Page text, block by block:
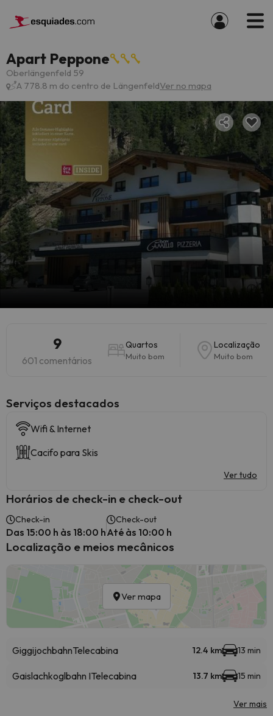
Apart Peppone
Oberlängenfeld 59
A 778.8 m do centro de LängenfeldVer no mapa
9
601 comentários
Quartos
Muito bom
Localização
Muito bom
Serviços destacados
Wifi & Internet
Cacifo para Skis
Ver tudo
Horários de check-in e check-out
Check-in
Das 15:00 h às 18:00 h
Check-out
Até às 10:00 h
Localização e meios mecânicos
Ver mapa
GiggijochbahnTelecabina 12.4 km 13 min
Gaislachkoglbahn ITelecabina 13.7 km 15 min
Ver mais